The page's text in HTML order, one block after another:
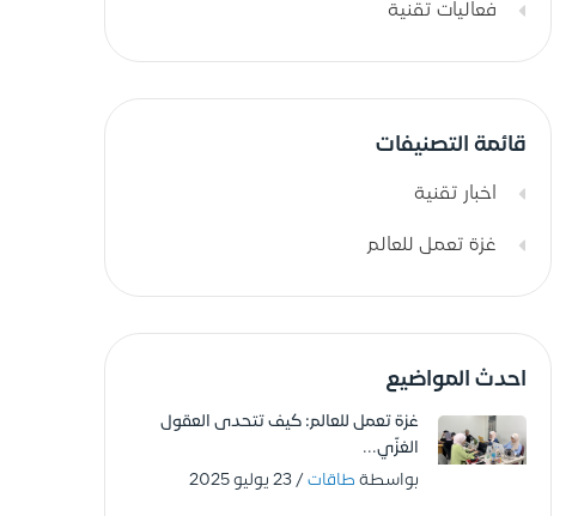
فعاليات تقنية
قائمة التصنيفات
اخبار تقنية
غزة تعمل للعالم
احدث المواضيع
غزة تعمل للعالم: كيف تتحدى العقول
الغزّي...
بواسطة طاقات / 23 يوليو 2025